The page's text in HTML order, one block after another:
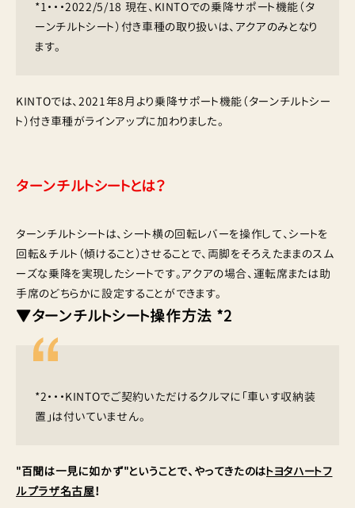
*1・・・2022/5/18 現在、KINTOでの乗降サポート機能（タ
ーンチルトシート）付き車種の取り扱いは、アクアのみとなり
ます。
KINTOでは、2021年8月より乗降サポート機能（ターンチルトシー
ト）付き車種がラインアップに加わりました。
ターンチルトシートとは？
ターンチルトシートは、シート横の回転レバーを操作して、シートを
回転＆チルト（傾けること）させることで、両脚をそろえたままのスム
ーズな乗降を実現したシートです。アクアの場合、運転席または助
手席のどちらかに設定することができます。
▼ターンチルトシート操作方法 *2
*2・・・KINTOでご契約いただけるクルマに「車いす収納装
置」は付いていません。
"百聞は一見に如かず"ということで、やってきたのはトヨタハートフ
ルプラザ名古屋！